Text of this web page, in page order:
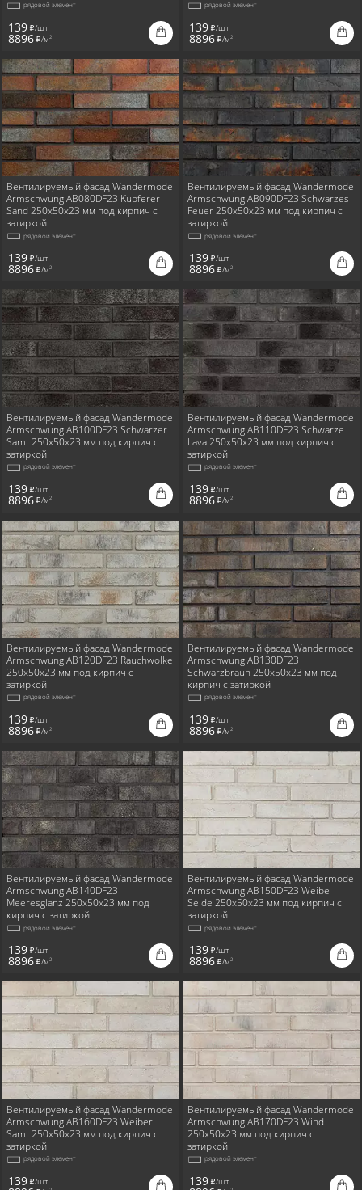
рядовой элемент
139 i/шт
8896 i/м2
рядовой элемент
139 i/шт
8896 i/м2
Вентилируемый фасад Wandermode
Armschwung AB080DF23 Kupferer
Sand 250x50x23 мм под кирпич с
затиркой
рядовой элемент
139 i/шт
8896 i/м2
Вентилируемый фасад Wandermode
Armschwung AB090DF23 Schwarzes
Feuer 250x50x23 мм под кирпич с
затиркой
рядовой элемент
139 i/шт
8896 i/м2
Вентилируемый фасад Wandermode
Armschwung AB100DF23 Schwarzer
Samt 250x50x23 мм под кирпич с
затиркой
рядовой элемент
139 i/шт
8896 i/м2
Вентилируемый фасад Wandermode
Armschwung AB110DF23 Schwarze
Lava 250x50x23 мм под кирпич с
затиркой
рядовой элемент
139 i/шт
8896 i/м2
Вентилируемый фасад Wandermode
Armschwung AB120DF23 Rauchwolke
250x50x23 мм под кирпич с
затиркой
рядовой элемент
139 i/шт
8896 i/м2
Вентилируемый фасад Wandermode
Armschwung AB130DF23
Schwarzbraun 250x50x23 мм под
кирпич с затиркой
рядовой элемент
139 i/шт
8896 i/м2
Вентилируемый фасад Wandermode
Armschwung AB140DF23
Meeresglanz 250x50x23 мм под
кирпич с затиркой
рядовой элемент
139 i/шт
8896 i/м2
Вентилируемый фасад Wandermode
Armschwung AB150DF23 Weibe
Seide 250x50x23 мм под кирпич с
затиркой
рядовой элемент
139 i/шт
8896 i/м2
Вентилируемый фасад Wandermode
Armschwung AB160DF23 Weiber
Samt 250x50x23 мм под кирпич с
затиркой
рядовой элемент
139 i/шт
Вентилируемый фасад Wandermode
Armschwung AB170DF23 Wind
250x50x23 мм под кирпич с
затиркой
рядовой элемент
139 i/шт